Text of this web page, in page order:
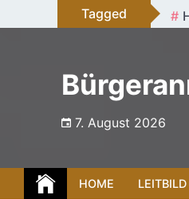
to
Tagged
7. August 2026
HOME